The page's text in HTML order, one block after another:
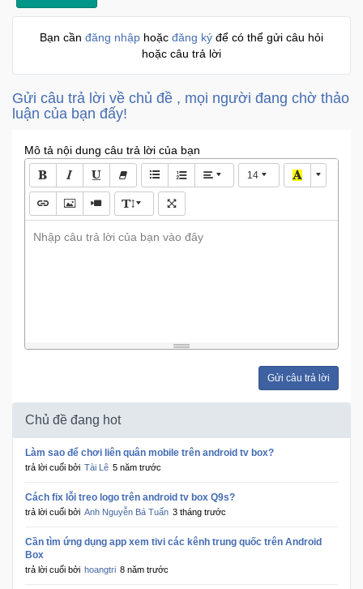
Sức
Dụng
Massage
Ô
Máy
chơi
công
nghệ
Bạn cần đăng nhập hoặc đăng ký để có thể gửi câu hỏi
hoặc câu trả lời
Gửi câu trả lời về chủ đề , mọi người đang chờ thảo
luận của bạn đấy!
Mô tả nội dung câu trả lời của bạn
14
Nhập câu trả lời của bạn vào đây
Gửi câu trả lời
Chủ đề đang hot
Làm sao để chơi liên quân mobile trên android tv box?
trả lời cuối bởi Tài Lê 5 năm trước
Cách fix lỗi treo logo trên android tv box Q9s?
trả lời cuối bởi Anh Nguyễn Bá Tuấn 3 tháng trước
Cần tìm ứng dụng app xem tivi các kênh trung quốc trên Android
Box
trả lời cuối bởi hoangtri 8 năm trước